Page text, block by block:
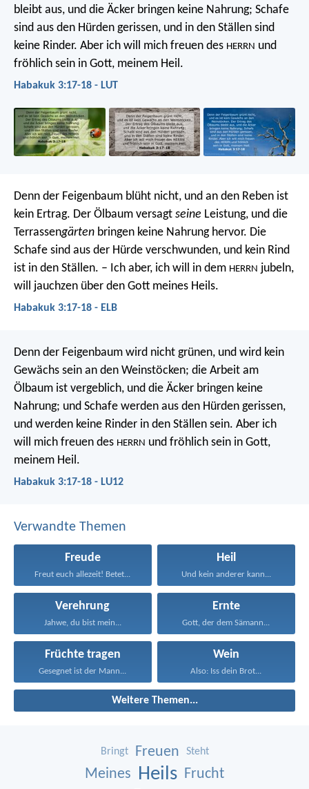
bleibt aus, und die Äcker bringen keine Nahrung; Schafe
sind aus den Hürden gerissen, und in den Ställen sind
keine Rinder. Aber ich will mich freuen des HERRN und
fröhlich sein in Gott, meinem Heil.
Habakuk 3:17-18 - LUT
Denn der Feigenbaum blüht nicht, und an den Reben ist
kein Ertrag. Der Ölbaum versagt seine Leistung, und die
Terrassengärten bringen keine Nahrung hervor. Die
Schafe sind aus der Hürde verschwunden, und kein Rind
ist in den Ställen. – Ich aber, ich will in dem HERRN jubeln,
will jauchzen über den Gott meines Heils.
Habakuk 3:17-18 - ELB
Denn der Feigenbaum wird nicht grünen, und wird kein
Gewächs sein an den Weinstöcken; die Arbeit am
Ölbaum ist vergeblich, und die Äcker bringen keine
Nahrung; und Schafe werden aus den Hürden gerissen,
und werden keine Rinder in den Ställen sein. Aber ich
will mich freuen des HERRN und fröhlich sein in Gott,
meinem Heil.
Habakuk 3:17-18 - LU12
Verwandte Themen
Freude
Freut euch allezeit! Betet...
Heil
Und kein anderer kann...
Verehrung
Jahwe, du bist mein...
Ernte
Gott, der dem Sämann...
Früchte tragen
Gesegnet ist der Mann...
Wein
Also: Iss dein Brot...
Weitere Themen...
Bringt Freuen Steht
Meines Heils Frucht